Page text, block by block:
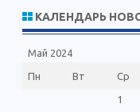
с
к
КАЛЕНДАРЬ
Май 2024
Пн Вт Ср
1